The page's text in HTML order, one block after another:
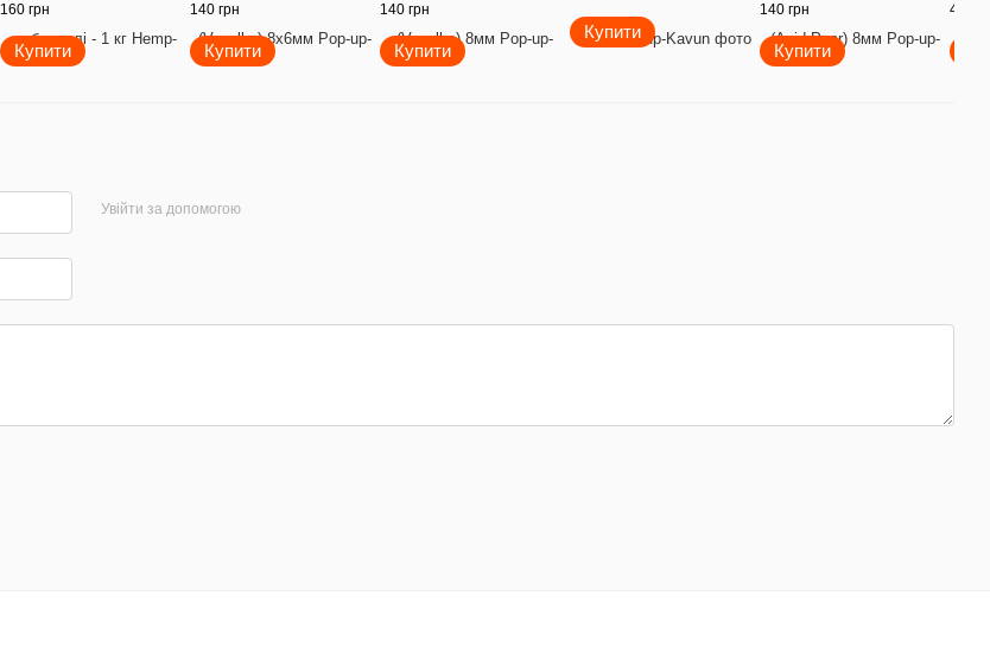
160 грн
Купити
140 грн
Купити
140 грн
Купити
Купити
140 грн
Купити
430
Увійти за допомогою